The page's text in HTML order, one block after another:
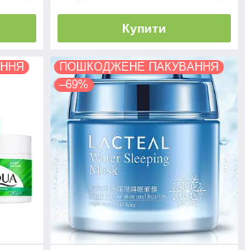
Купити
ПОШКОДЖЕНЕ ПАКУВАННЯ
–69%